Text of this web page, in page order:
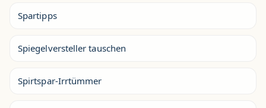
Spartipps
Spiegelversteller tauschen
Spirtspar-Irrtümmer